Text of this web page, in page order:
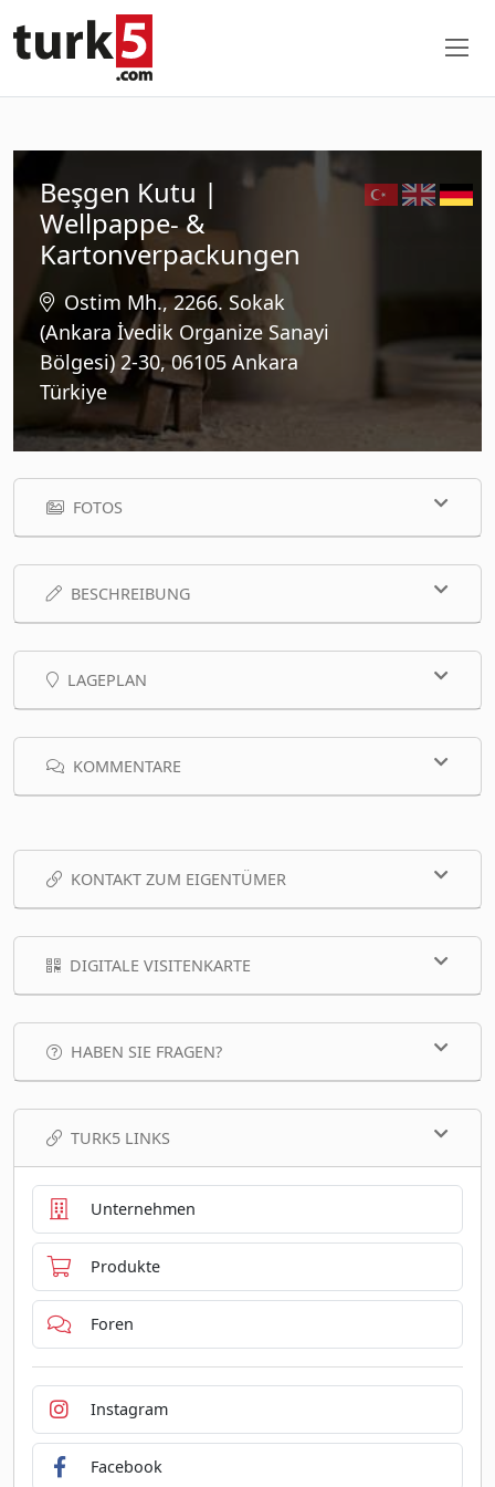
Beşgen Kutu |
Wellpappe- &
Kartonverpackungen
Ostim Mh., 2266. Sokak
(Ankara İvedik Organize Sanayi
Bölgesi) 2-30, 06105 Ankara
Türkiye
FOTOS
BESCHREIBUNG
LAGEPLAN
KOMMENTARE
KONTAKT ZUM EIGENTÜMER
DIGITALE VISITENKARTE
HABEN SIE FRAGEN?
TURK5 LINKS
Unternehmen
Produkte
Foren
Instagram
Facebook